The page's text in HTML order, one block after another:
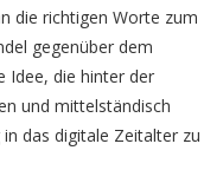
die richtigen Worte zum
gegenüber dem
Idee, die hinter der
und mittelständisch
das digitale Zeitalter zu